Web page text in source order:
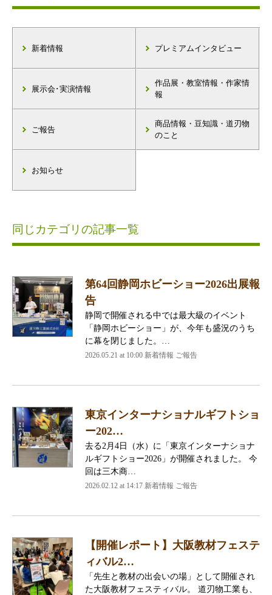
新着情報 プレミアムインタビュー
展示会･実演情報
作品展・教室情報・作家情
報
ご報告
商品情報・豆知識・道刃物
のこと
お知らせ
同じカテゴリの記事一覧
第64回静岡ホビーショー2026出展報
告
静岡で開催される中では最大級のイベント
「静岡ホビーショー」が、今年も盛況のうち
に幕を閉じました。…
2026.05.21 at 10:00 新着情報 ご報告
東京インターナショナルギフトショ
ー202…
去る2月4日（水）に「東京インターナショナ
ルギフトショー2026」が開催されました。 今
回は三木商…
2026.02.12 at 14:17 新着情報 ご報告
【開催レポート】大阪教材フェステ
ィバル2…
「先生と教材の出会いの場」として開催され
た大阪教材フェスティバル。 道刃物工業も、